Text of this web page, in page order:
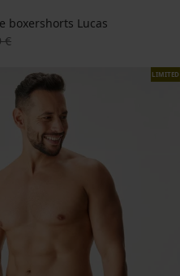
boxershorts Lucas
prijs
€
LIMITED